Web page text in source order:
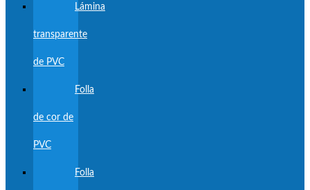
Lámina
transparente
de PVC
Folla
de cor de
PVC
Folla